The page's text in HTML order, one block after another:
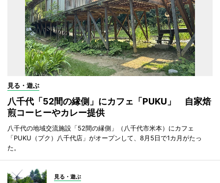
見る・遊ぶ
八千代「52間の縁側」にカフェ「PUKU」 自家焙
煎コーヒーやカレー提供
八千代の地域交流施設「52間の縁側」（八千代市米本）にカフェ
「PUKU（プク）八千代店」がオープンして、8月5日で1カ月がたっ
た。
見る・遊ぶ